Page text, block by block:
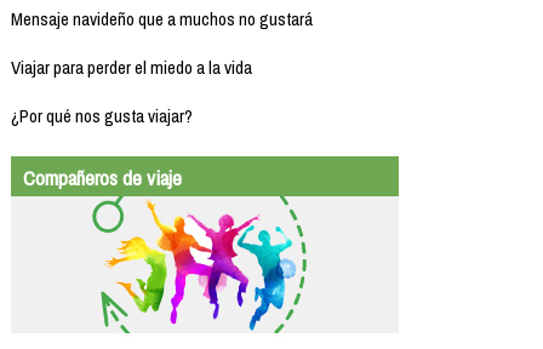
Mensaje navideño que a muchos no gustará
Viajar para perder el miedo a la vida
¿Por qué nos gusta viajar?
Compañeros de viaje